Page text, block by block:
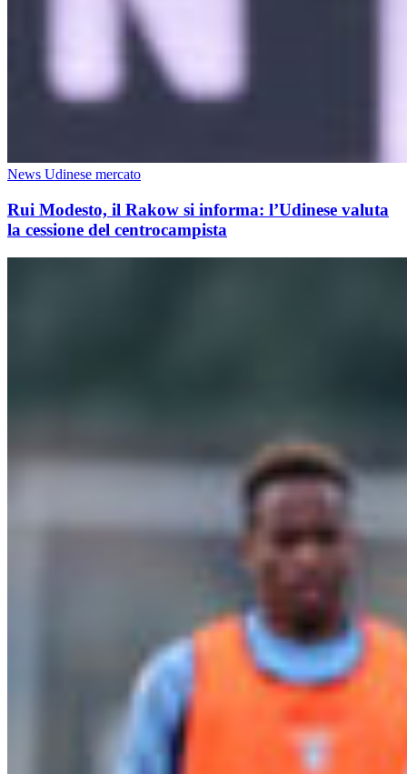
News Udinese mercato
Rui Modesto, il Rakow si informa: l’Udinese valuta
la cessione del centrocampista